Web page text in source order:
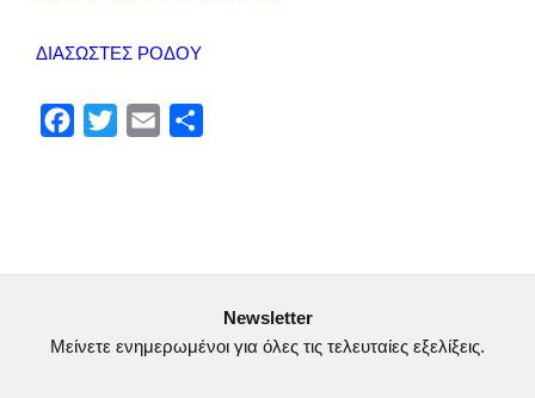
ΔΙΑΣΩΣΤΕΣ ΡΟΔΟΥ
k
ε
Newsletter
Μείνετε ενημερωμένοι για όλες τις τελευταίες εξελίξεις.